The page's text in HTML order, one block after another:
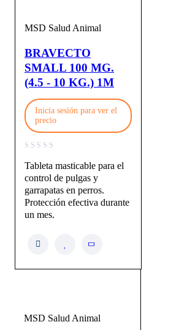
MSD Salud Animal
BRAVECTO
SMALL 100 MG.
(4.5 - 10 KG.) 1M
Inicia sesión para ver el
precio
Tableta masticable para el
control de pulgas y
garrapatas en perros.
Protección efectiva durante
un mes.
MSD Salud Animal